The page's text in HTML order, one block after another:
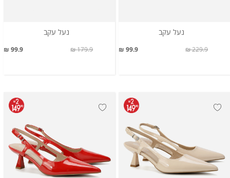
נעל עקב
99.9 ₪ 229.9 ₪
נעל עקב
99.9 ₪ 179.9 ₪